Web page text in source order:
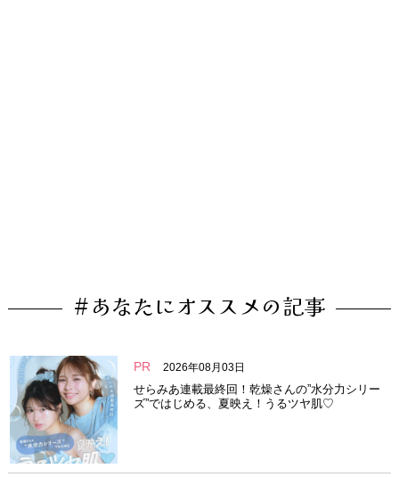
#あなたにオススメの記事
PR 2026年08月03日
せらみあ連載最終回！乾燥さんの”水分力シリー
ズ”ではじめる、夏映え！うるツヤ肌♡